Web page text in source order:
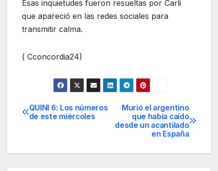
Esas inquietudes fueron resueltas por Carli
que apareció en las redes sociales para
transmitir calma.
( Cconcordia24)
Navegación
entradas
Murió el argentino
que había caído
desde un acantilado
en España
QUINI 6: Los números
de este miércoles